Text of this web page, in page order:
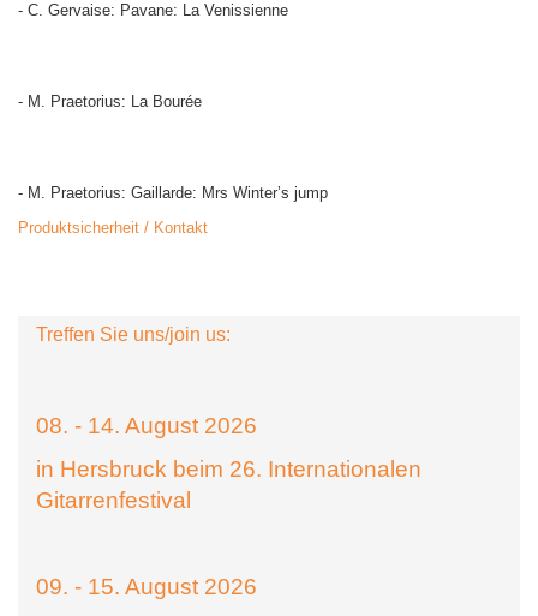
- C. Gervaise: Pavane: La Venissienne
- M. Praetorius: La Bourée
- M. Praetorius: Gaillarde: Mrs Winter’s jump
Produktsicherheit / Kontakt
Treffen Sie uns/join us:
08. - 14. August 2026
in Hersbruck beim 26. Internationalen
Gitarrenfestival
09. - 15. August 2026